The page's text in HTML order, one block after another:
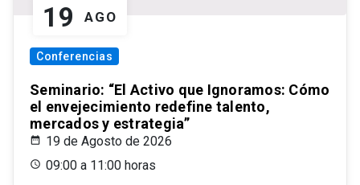
19 AGO
Conferencias
Seminario: “El Activo que Ignoramos: Cómo
el envejecimiento redefine talento,
mercados y estrategia”
19 de Agosto de 2026
09:00 a 11:00 horas